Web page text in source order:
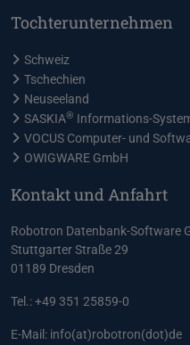
Tochterunternehmen
Schweiz
Tschechien
Neuseeland
SASKIA® Informations-
VOCUS Computer- und
OWIGWARE GmbH
Kontakt und Anfahrt
Robotron Datenbank-Software
Stuttgarter Straße 29
01189 Dresden
Tel.: +49 351 25859-0
E-Mail: info(at)robotron(dot)de